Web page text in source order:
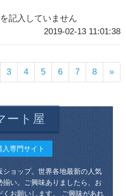
記入していません
2019-02-13 11:01:38
3 4 5 6 7 8 »
ート屋
入専門サイト
ショップ。世界各地最新の人気
揃い。ご興味ありましたら、お
くお願いします。 ご興味があれ